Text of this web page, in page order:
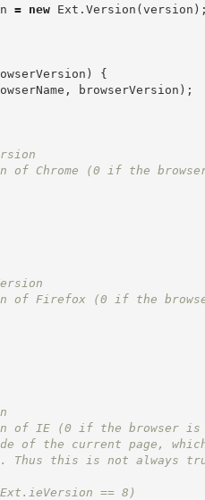
= new Ext . Version (version )
)
{
, browserVersion ) ;
Chrome (0 if the browser
Firefox (0 if the
IE (0 if the browser is
of the current page,
. Thus this is not always
== 8)